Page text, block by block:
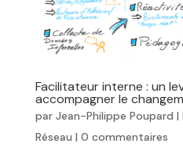
Facilitateur interne : un
accompagner le
par Jean-Philippe Poupard |
Réseau | 0 commentaires